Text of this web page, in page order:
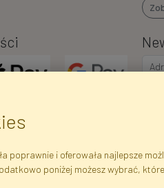
Regulamin Polityka
poprawnie i oferowała najlepsze
poniżej możesz wybrać,